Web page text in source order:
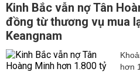
Kinh Bắc vẫn nợ Tân
đồng từ thương vụ mua
Keangnam
hơn